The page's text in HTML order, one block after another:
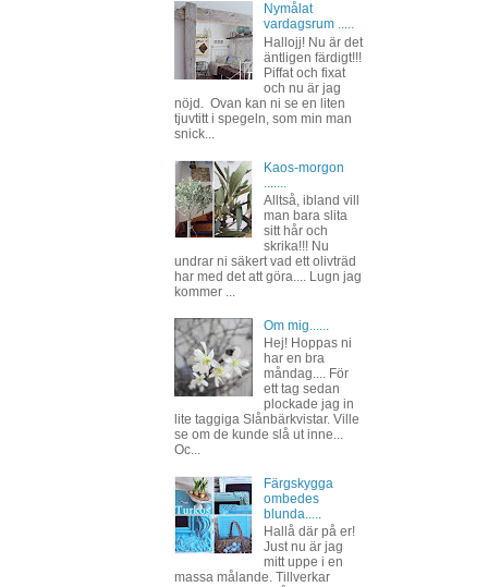
Nymålat
vardagsrum .....
Hallojj! Nu är det
äntligen färdigt!!!
Piffat och fixat
och nu är jag
nöjd. Ovan kan ni se en liten
tjuvtitt i spegeln, som min man
snick...
Kaos-morgon
Alltså, ibland vill
man bara slita
sitt hår och
skrika!!! Nu
undrar ni säkert vad ett olivträd
har med det att göra.... Lugn jag
kommer ...
Om mig......
Hej! Hoppas ni
har en bra
måndag.... För
ett tag sedan
plockade jag in
lite taggiga Slånbärkvistar. Ville
se om de kunde slå ut inne...
Oc...
Färgskygga
ombedes
blunda.....
Hallå där på er!
Just nu är jag
mitt uppe i en
massa målande. Tillverkar